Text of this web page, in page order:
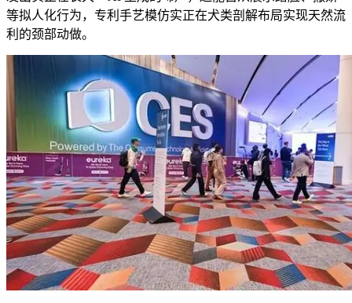
等拟人化行为，专利手艺模仿实正在犬类剖解布局实现天然流
利的颈部动做。